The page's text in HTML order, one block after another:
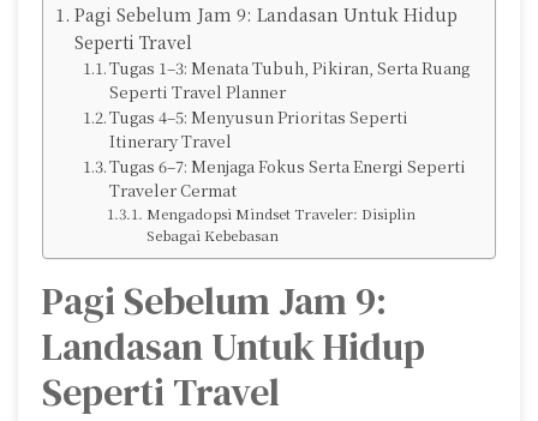
Pagi Sebelum Jam 9: Landasan Untuk Hidup
Seperti Travel
Tugas 1–3: Menata Tubuh, Pikiran, Serta Ruang
Seperti Travel Planner
Tugas 4–5: Menyusun Prioritas Seperti
Itinerary Travel
Tugas 6–7: Menjaga Fokus Serta Energi Seperti
Traveler Cermat
Mengadopsi Mindset Traveler: Disiplin
Sebagai Kebebasan
Pagi Sebelum Jam 9:
Landasan Untuk Hidup
Seperti Travel